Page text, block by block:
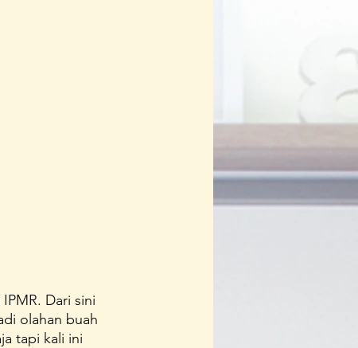
Dari sini
olahan buah
tapi kali ini